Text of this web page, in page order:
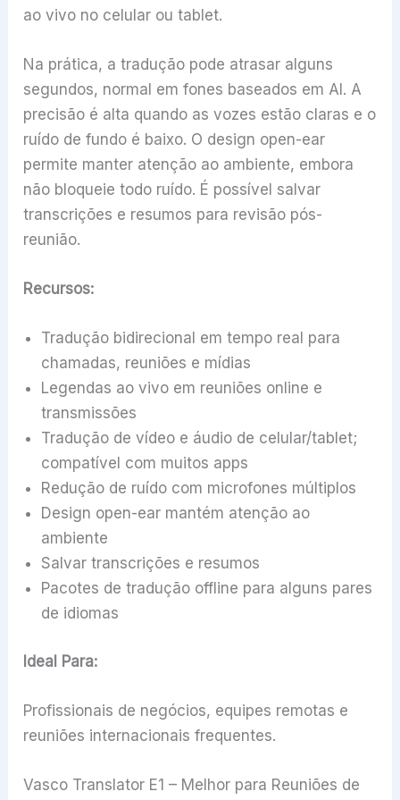
ao vivo no celular ou tablet.
Na prática, a tradução pode atrasar alguns
segundos, normal em fones baseados em AI. A
precisão é alta quando as vozes estão claras e o
ruído de fundo é baixo. O design open-ear
permite manter atenção ao ambiente, embora
não bloqueie todo ruído. É possível salvar
transcrições e resumos para revisão pós-
reunião.
Recursos:
Tradução bidirecional em tempo real para
chamadas, reuniões e mídias
Legendas ao vivo em reuniões online e
transmissões
Tradução de vídeo e áudio de celular/tablet;
compatível com muitos apps
Redução de ruído com microfones múltiplos
Design open-ear mantém atenção ao
ambiente
Salvar transcrições e resumos
Pacotes de tradução offline para alguns pares
de idiomas
Ideal Para:
Profissionais de negócios, equipes remotas e
reuniões internacionais frequentes.
Vasco Translator E1 – Melhor para Reuniões de